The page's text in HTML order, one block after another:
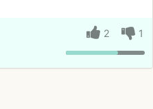
1
2